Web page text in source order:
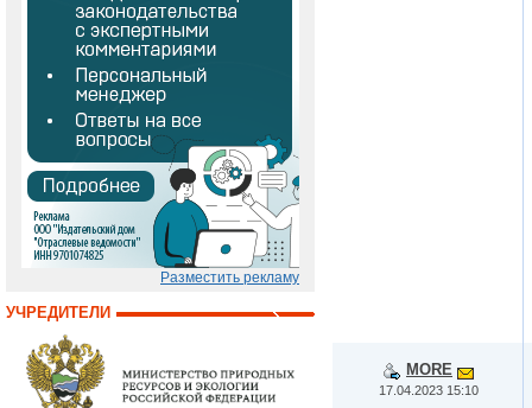
Разместить рекламу
УЧРЕДИТЕЛИ
MORE
17.04.2023 15:10